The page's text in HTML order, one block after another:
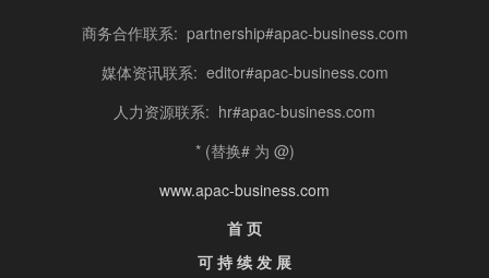
商务合作联系: partnership#apac-business.com
媒体资讯联系: editor#apac-business.com
人力资源联系: hr#apac-business.com
* (替换# 为 @)
www.apac-business.com
首 页
可 持 续 发 展